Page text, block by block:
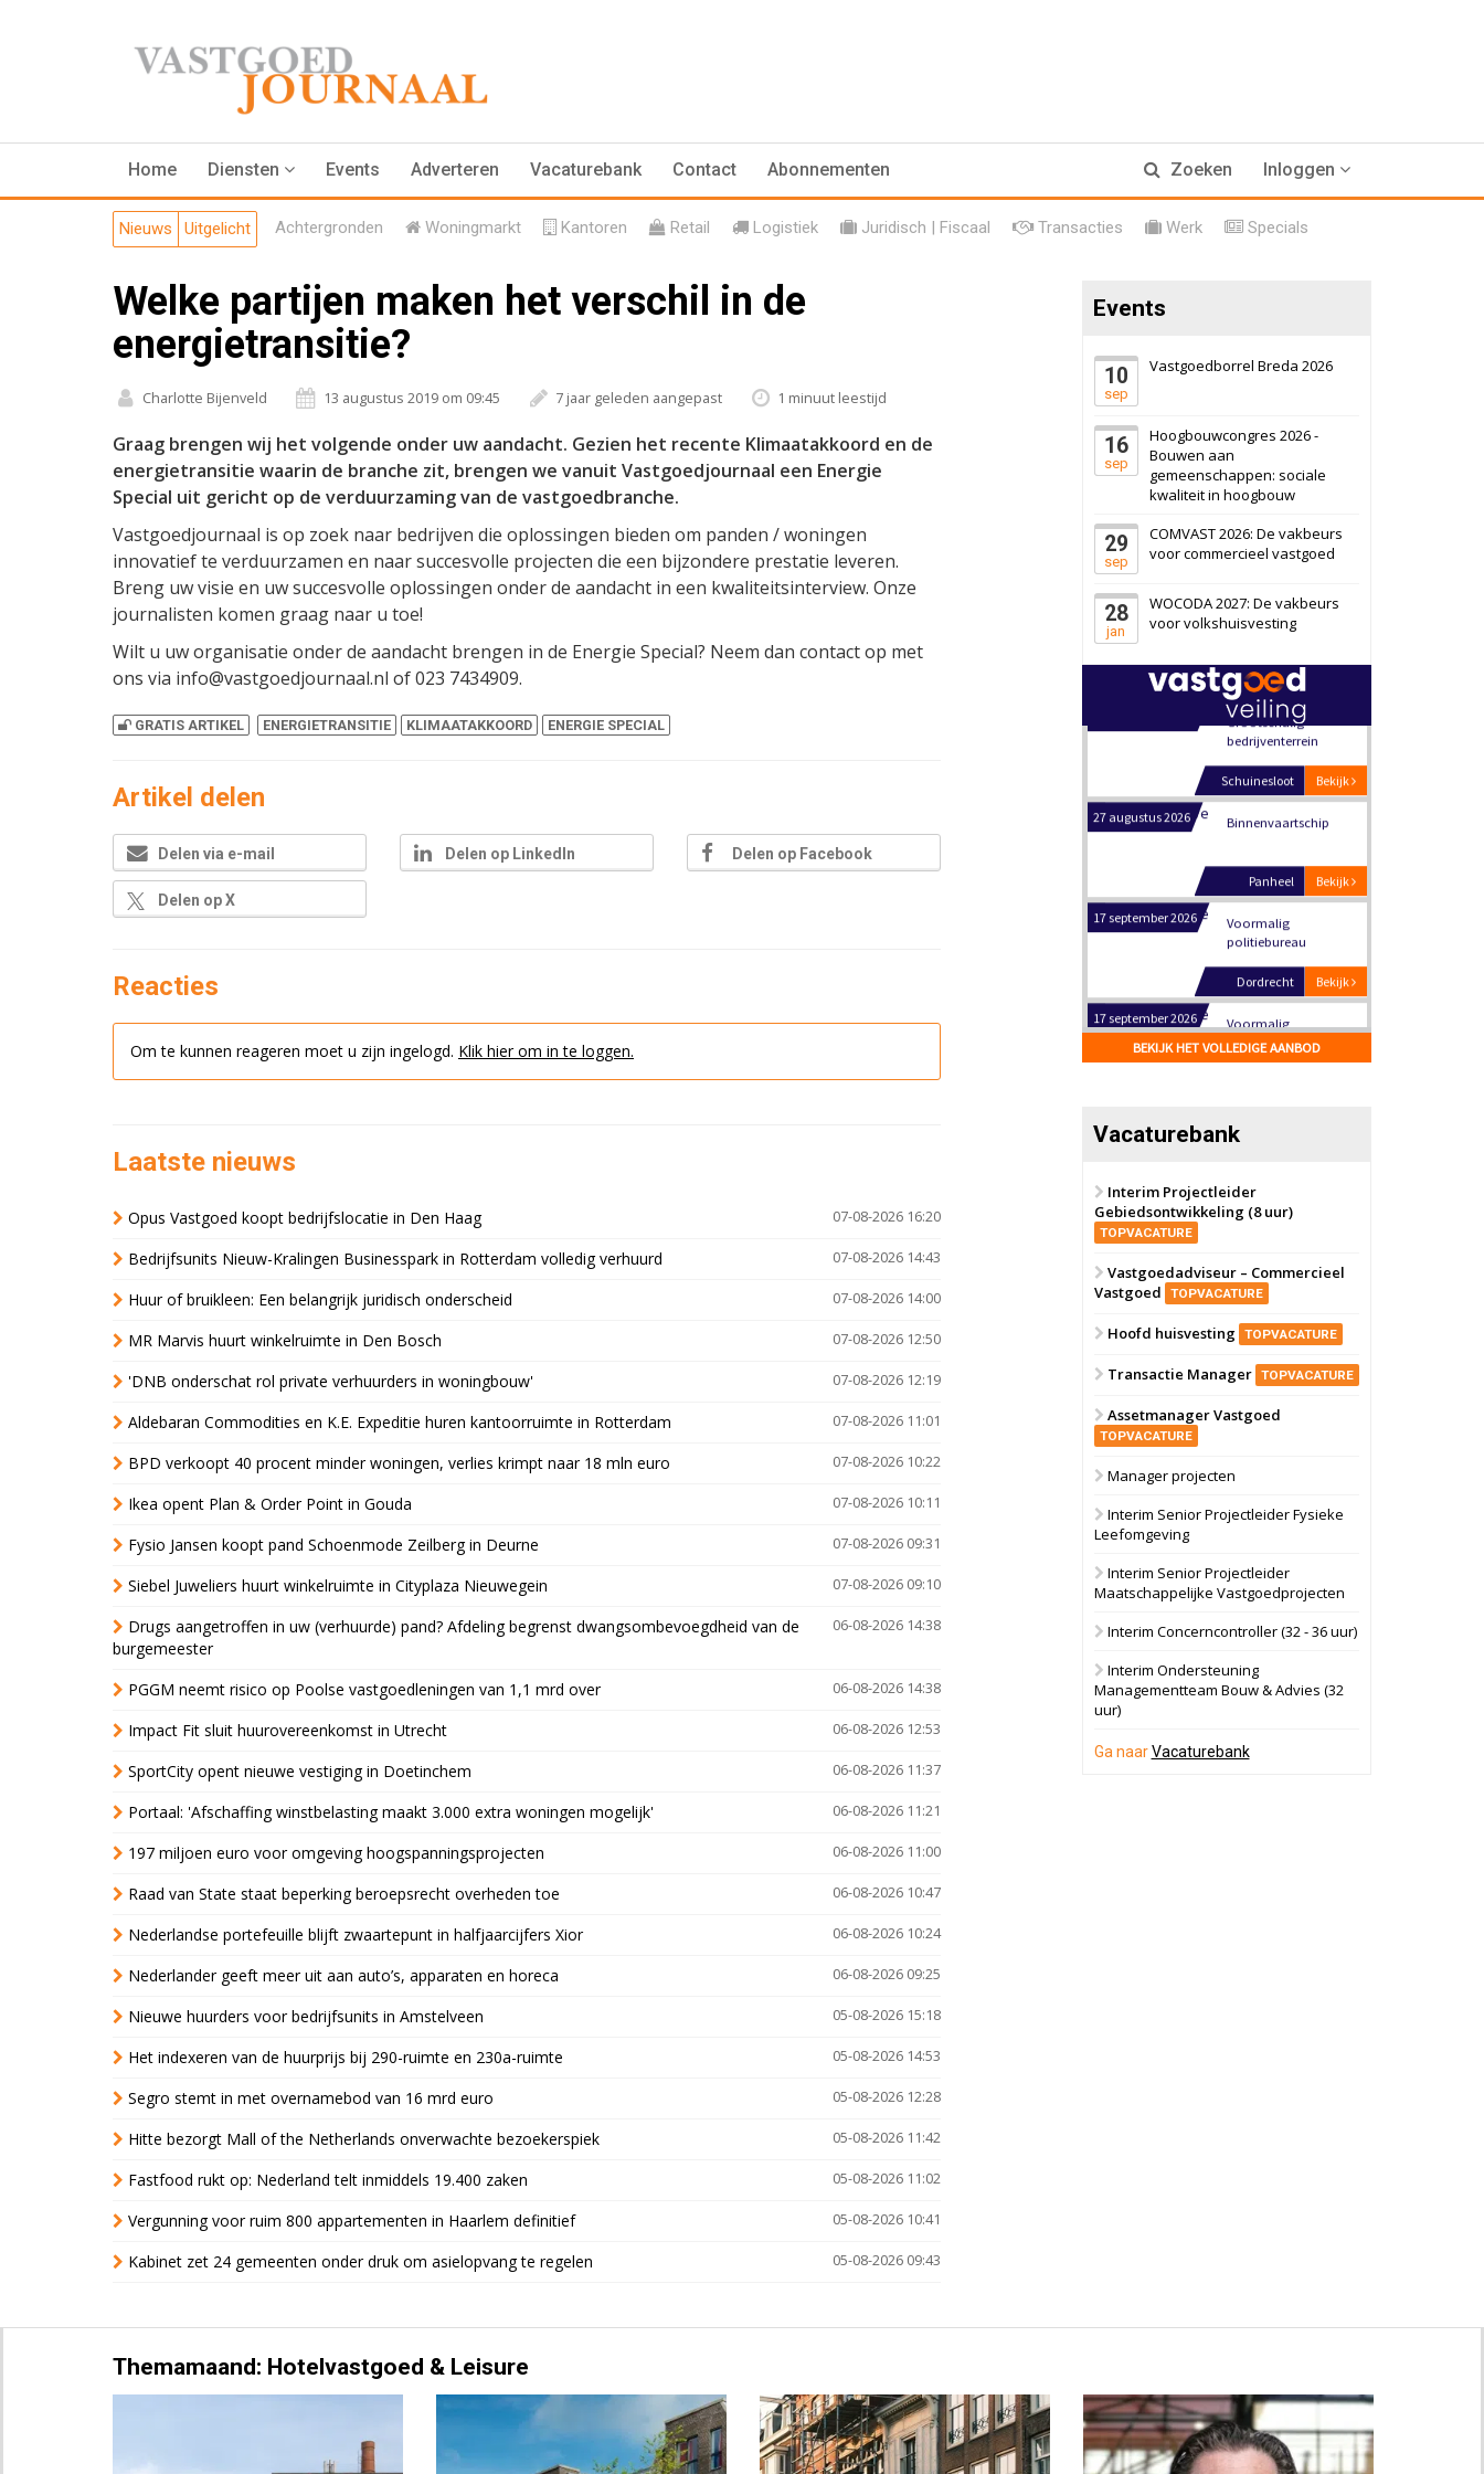
Home Diensten Events Adverteren Vacaturebank Contact Abonnementen Zoeken Inloggen
Nieuws Uitgelicht Achtergronden Woningmarkt Kantoren Retail Logistiek Juridisch | Fiscaal Transacties Werk Specials
Welke partijen maken het verschil in de
energietransitie?
Charlotte Bijenveld 13 augustus 2019 om 09:45 7 jaar geleden aangepast 1 minuut leestijd
Graag brengen wij het volgende onder uw aandacht. Gezien het recente Klimaatakkoord en de
energietransitie waarin de branche zit, brengen we vanuit Vastgoedjournaal een Energie
Special uit gericht op de verduurzaming van de vastgoedbranche.
Vastgoedjournaal is op zoek naar bedrijven die oplossingen bieden om panden / woningen
innovatief te verduurzamen en naar succesvolle projecten die een bijzondere prestatie leveren.
Breng uw visie en uw succesvolle oplossingen onder de aandacht in een kwaliteitsinterview. Onze
journalisten komen graag naar u toe!
Wilt u uw organisatie onder de aandacht brengen in de Energie Special? Neem dan contact op met
ons via info@vastgoedjournaal.nl of 023 7434909.
GRATIS ARTIKEL ENERGIETRANSITIE KLIMAATAKKOORD ENERGIE SPECIAL
Artikel delen
Delen via e-mail Delen op LinkedIn Delen op Facebook
Delen op X
Reacties
Om te kunnen reageren moet u zijn ingelogd. Klik hier om in te loggen.
Laatste nieuws
07-08-2026 16:20
Opus Vastgoed koopt bedrijfslocatie in Den Haag
07-08-2026 14:43
Bedrijfsunits Nieuw-Kralingen Businesspark in Rotterdam volledig verhuurd
07-08-2026 14:00
Huur of bruikleen: Een belangrijk juridisch onderscheid
07-08-2026 12:50
MR Marvis huurt winkelruimte in Den Bosch
07-08-2026 12:19
'DNB onderschat rol private verhuurders in woningbouw'
07-08-2026 11:01
Aldebaran Commodities en K.E. Expeditie huren kantoorruimte in Rotterdam
07-08-2026 10:22
BPD verkoopt 40 procent minder woningen, verlies krimpt naar 18 mln euro
07-08-2026 10:11
Ikea opent Plan & Order Point in Gouda
07-08-2026 09:31
Fysio Jansen koopt pand Schoenmode Zeilberg in Deurne
07-08-2026 09:10
Siebel Juweliers huurt winkelruimte in Cityplaza Nieuwegein
06-08-2026 14:38
Drugs aangetroffen in uw (verhuurde) pand? Afdeling begrenst dwangsombevoegdheid van de
burgemeester
06-08-2026 14:38
PGGM neemt risico op Poolse vastgoedleningen van 1,1 mrd over
06-08-2026 12:53
Impact Fit sluit huurovereenkomst in Utrecht
06-08-2026 11:37
SportCity opent nieuwe vestiging in Doetinchem
06-08-2026 11:21
Portaal: 'Afschaffing winstbelasting maakt 3.000 extra woningen mogelijk'
06-08-2026 11:00
197 miljoen euro voor omgeving hoogspanningsprojecten
06-08-2026 10:47
Raad van State staat beperking beroepsrecht overheden toe
06-08-2026 10:24
Nederlandse portefeuille blijft zwaartepunt in halfjaarcijfers Xior
06-08-2026 09:25
Nederlander geeft meer uit aan auto’s, apparaten en horeca
05-08-2026 15:18
Nieuwe huurders voor bedrijfsunits in Amstelveen
05-08-2026 14:53
Het indexeren van de huurprijs bij 290-ruimte en 230a-ruimte
05-08-2026 12:28
Segro stemt in met overnamebod van 16 mrd euro
05-08-2026 11:42
Hitte bezorgt Mall of the Netherlands onverwachte bezoekerspiek
05-08-2026 11:02
Fastfood rukt op: Nederland telt inmiddels 19.400 zaken
05-08-2026 10:41
Vergunning voor ruim 800 appartementen in Haarlem definitief
05-08-2026 09:43
Kabinet zet 24 gemeenten onder druk om asielopvang te regelen
Events
10
sep
Vastgoedborrel Breda 2026
16
sep
Hoogbouwcongres 2026 -
Bouwen aan
gemeenschappen: sociale
kwaliteit in hoogbouw
29
sep
COMVAST 2026: De vakbeurs
voor commercieel vastgoed
28
jan
WOCODA 2027: De vakbeurs
voor volkshuisvesting
17 september 2026
Voormalig
politiebureau
6 oktober 2026 Transformatieobject
Schiedam
22 september 2026 Attractiepark
Bekijk
Oranje
28 september 2026
bedrijventerrein
Schuinesloot
Binnenvaartschip
politiebureau
Voormalig
politiebureau
17 september 2026
Voormalig
Zwanenburg
6 oktober 2026
Oranje
28 september 2026
bedrijventerrein
Bekijk
Schuinesloot
politiebureau
17 september 2026
Voormalig
BEKIJK HET VOLLEDIGE AANBOD
Vacaturebank
Interim Projectleider
Gebiedsontwikkeling (8 uur)
TOPVACATURE
Vastgoedadviseur – Commercieel
Vastgoed
TOPVACATURE
Hoofd huisvesting TOPVACATURE
Transactie Manager TOPVACATURE
Assetmanager Vastgoed
TOPVACATURE
Manager projecten
Interim Senior Projectleider Fysieke
Leefomgeving
Interim Senior Projectleider
Maatschappelijke Vastgoedprojecten
Interim Concerncontroller (32 - 36 uur)
Interim Ondersteuning
Managementteam Bouw & Advies (32
uur)
Ga naarVacaturebank
Themamaand: Hotelvastgoed & Leisure